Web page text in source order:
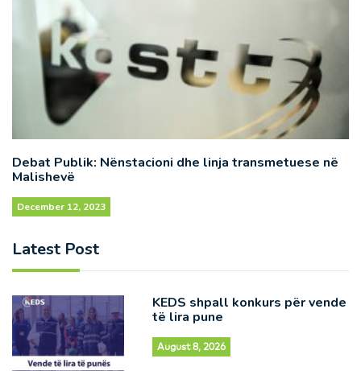
Debat Publik: Nënstacioni dhe linja transmetuese në
Malishevë
December 12, 2023
Latest Post
KEDS shpall konkurs për vende
të lira pune
August 8, 2026